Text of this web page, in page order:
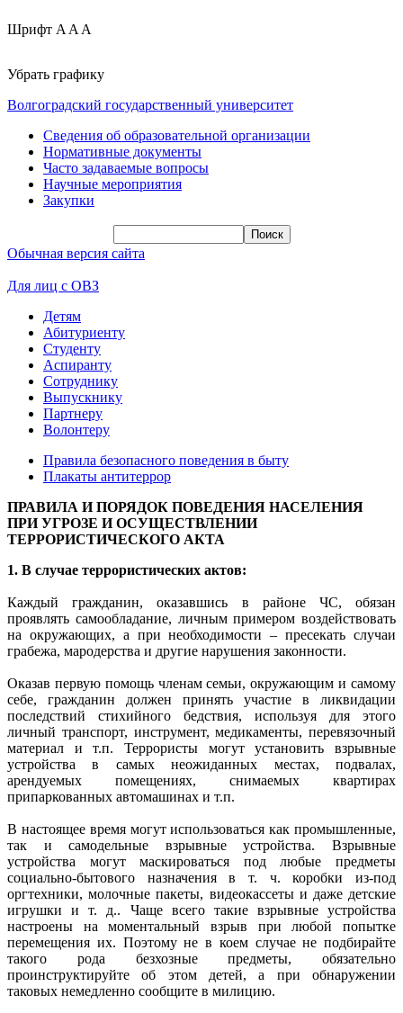
Шрифт A A A
Убрать графику
Волгоградский государственный университет
Сведения об образовательной организации
Нормативные документы
Часто задаваемые вопросы
Научные мероприятия
Закупки
Обычная версия сайта
Для лиц с ОВЗ
Детям
Абитуриенту
Студенту
Аспиранту
Сотруднику
Выпускнику
Партнеру
Волонтеру
Правила безопасного поведения в быту
Плакаты антитеррор
ПРАВИЛА И ПОРЯДОК ПОВЕДЕНИЯ НАСЕЛЕНИЯ
ПРИ УГРОЗЕ И ОСУЩЕСТВЛЕНИИ
ТЕРРОРИСТИЧЕСКОГО АКТА
1. В случае террористических актов:
Каждый гражданин, оказавшись в районе ЧС, обязан
проявлять самообладание, личным примером воздействовать
на окружающих, а при необходимости – пресекать случаи
грабежа, мародерства и другие нарушения законности.
Оказав первую помощь членам семьи, окружающим и самому
себе, гражданин должен принять участие в ликвидации
последствий стихийного бедствия, используя для этого
личный транспорт, инструмент, медикаменты, перевязочный
материал и т.п. Террористы могут установить взрывные
устройства в самых неожиданных местах, подвалах,
арендуемых помещениях, снимаемых квартирах
припаркованных автомашинах и т.п.
В настоящее время могут использоваться как промышленные,
так и самодельные взрывные устройства. Взрывные
устройства могут маскироваться под любые предметы
социально-бытового назначения в т. ч. коробки из-под
оргтехники, молочные пакеты, видеокассеты и даже детские
игрушки и т. д.. Чаще всего такие взрывные устройства
настроены на моментальный взрыв при любой попытке
перемещения их. Поэтому не в коем случае не подбирайте
такого рода безхозные предметы, обязательно
проинструктируйте об этом детей, а при обнаружении
таковых немедленно сообщите в милицию.